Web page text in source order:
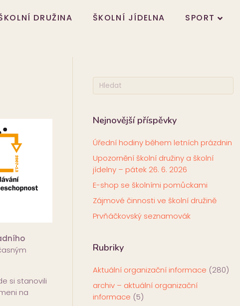
DRUŽINA ŠKOLNÍ JÍDELNA SPORT
si stanovili
na
Nejnovější příspěvky
Úřední hodiny během letních prázdnin
Upozornění školní družiny a školní
jídelny – pátek 26. 6. 2026
E-shop se školními pomůckami
Zájmové činnosti ve školní družině
Prvňáčkovský seznamovák
Rubriky
Aktuální organizační informace (280)
archiv – aktuální organizační
informace (5)